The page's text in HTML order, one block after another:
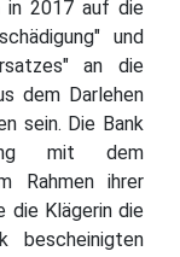
in 2017 auf die
und
an die
dem Darlehen
sein. Die Bank
mit dem
Rahmen ihrer
die Klägerin die
bescheinigten